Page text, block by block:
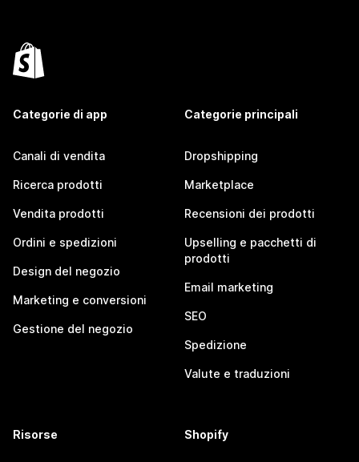
Categorie di app
Canali di vendita
Ricerca prodotti
Vendita prodotti
Ordini e spedizioni
Design del negozio
Marketing e conversioni
Gestione del negozio
Categorie principali
Dropshipping
Marketplace
Recensioni dei prodotti
Upselling e pacchetti di
prodotti
Email marketing
SEO
Spedizione
Valute e traduzioni
Risorse Shopify